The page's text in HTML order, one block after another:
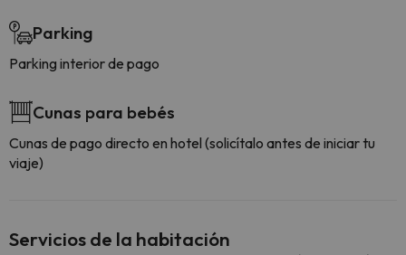
Parking
Parking interior de pago
Cunas para bebés
Cunas de pago directo en hotel (solicítalo antes de iniciar tu
viaje)
Servicios de la habitación